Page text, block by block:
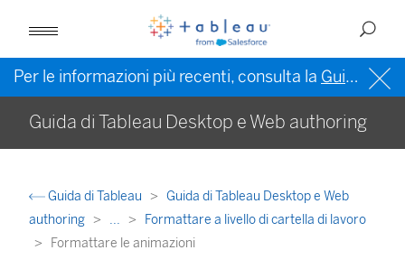
Per le informazioni più recenti, consulta la Guida di Tableau in inglese (Stati Uniti)
Guida di Tableau Desktop e Web authoring
Guida di Tableau
Guida di Tableau Desktop e Web
authoring
...
Formattare a livello di cartella di lavoro
Formattare le animazioni